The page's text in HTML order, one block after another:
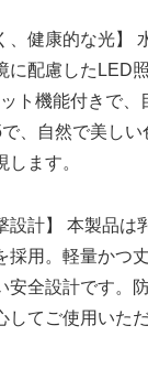
、健康的な光】
に配慮したLED
ト機能付きで、
、自然で美し
ます。
設計】 本製品は
採用。軽量かつ
安全設計です。
してご使用いただ